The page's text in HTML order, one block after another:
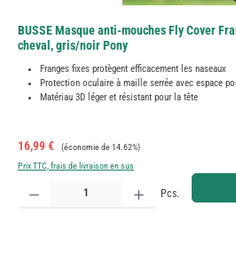
BUSSE Masque anti-mouches Fly Cover
cheval, gris/noir Pony
Franges fixes protègent efficacement les naseaux
Protection oculaire à maille serrée avec espace
Matériau 3D léger et résistant pour la tête
Prix de vente :
16,99 € Prix régulier :
(économie de 14.62%)
Prix TTC, frais de livraison en sus
Quantité de produit : Entrez la quantité souhaitée ou
Pcs.